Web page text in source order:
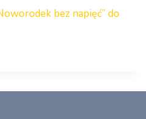
bez napięć” do